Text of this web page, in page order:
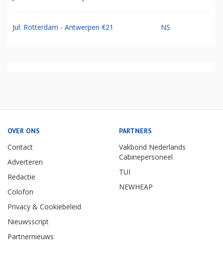
Jul: Rotterdam - Antwerpen €21 NS
OVER ONS
Contact
Adverteren
Redactie
Colofon
Privacy & Cookiebeleid
Nieuwsscript
Partnernieuws
PARTNERS
Vakbond Nederlands
Cabinepersoneel
TUI
NEWHEAP